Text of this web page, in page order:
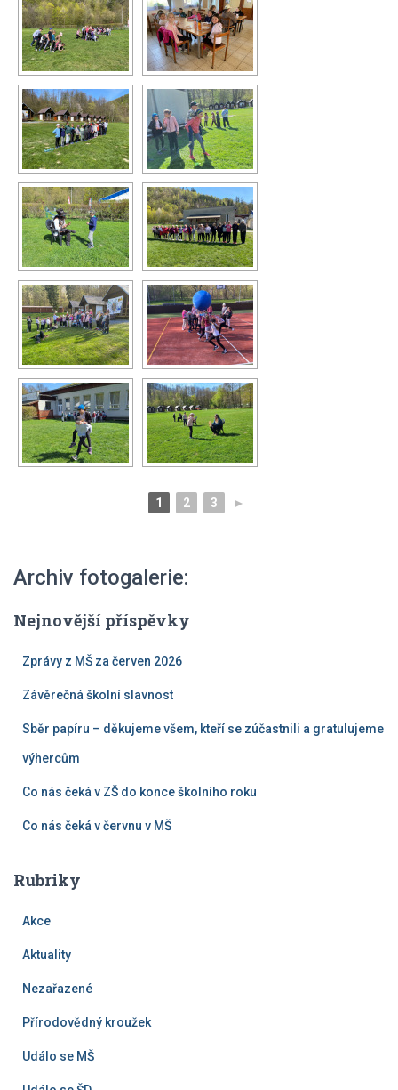
1 2 3 ►
Archiv fotogalerie:
Nejnovější příspěvky
Zprávy z MŠ za červen 2026
Závěrečná školní slavnost
Sběr papíru – děkujeme všem, kteří se zúčastnili a gratulujeme
výhercům
Co nás čeká v ZŠ do konce školního roku
Co nás čeká v červnu v MŠ
Rubriky
Akce
Aktuality
Nezařazené
Přírodovědný kroužek
Událo se MŠ